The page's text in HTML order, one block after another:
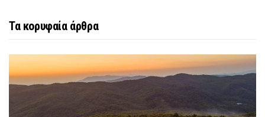
Τα κορυφαία άρθρα